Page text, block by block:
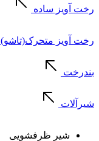
رخت آویز ساده
رخت آویز متحرک(تاشو)
بندرخت
شیرآلات
شیر ظرفشویی